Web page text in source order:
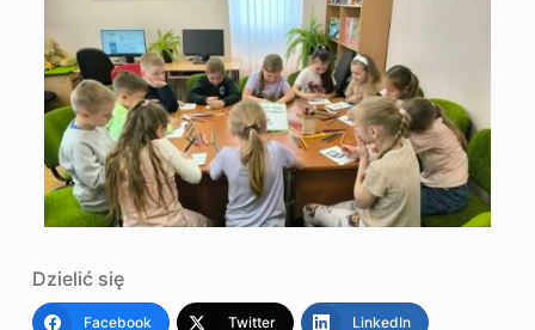
Dzielić się
Facebook Twitter LinkedIn